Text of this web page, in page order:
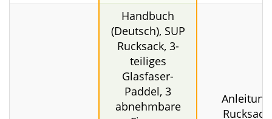
9'8: 76 cm (30") |
10'4: 79 cm (31")
| 10'8 + 12': 82
cm (32")
9,18 kg (9'8) |
10,41 kg (10'4) |
10,93 kg (10'8) |
10,5 kg